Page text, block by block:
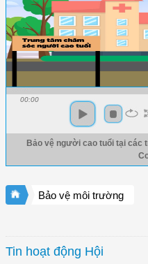
00:00
Bảo vệ người cao tuổi tại các
Bảo vệ môi trường
Tin hoạt động Hội